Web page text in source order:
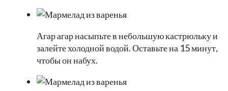
Агар агар насыпьте в небольшую кастрюльку и
залейте холодной водой. Оставьте на 15 минут,
чтобы он набух.